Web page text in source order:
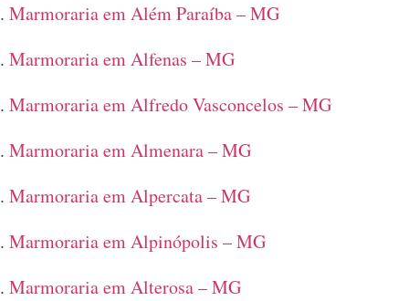
Marmoraria em Além Paraíba – MG
Marmoraria em Alfenas – MG
Marmoraria em Alfredo Vasconcelos – MG
Marmoraria em Almenara – MG
Marmoraria em Alpercata – MG
Marmoraria em Alpinópolis – MG
Marmoraria em Alterosa – MG